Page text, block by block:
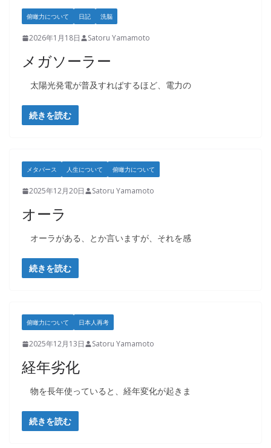
俯瞰力について 日記 洗脳
2026年1月18日 Satoru Yamamoto
メガソーラー
太陽光発電が普及すればするほど、電力の
続きを読む
メタバース 人生について 俯瞰力について
2025年12月20日 Satoru Yamamoto
オーラ
オーラがある、とか言いますが、それを感
続きを読む
俯瞰力について 日本人再考
2025年12月13日 Satoru Yamamoto
経年劣化
物を長年使っていると、経年変化が起きま
続きを読む